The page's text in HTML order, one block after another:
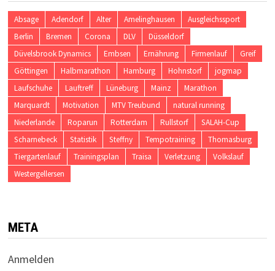
Absage Adendorf Alter Amelinghausen
Ausgleichssport
Berlin
Bremen Corona DLV
Düsseldorf
Düvelsbrook Dynamics
Embsen Ernährung Firmenlauf
Greif
Göttingen
Halbmarathon Hamburg Hohnstorf
jogmap
Laufschuhe
Lauftreff Lüneburg Mainz
Marathon
Marquardt
Motivation MTV Treubund
natural running
Niederlande
Roparun Rotterdam Rullstorf
SALAH-Cup
Scharnebeck
Statistik Steffny Tempotraining
Thomasburg
Tiergartenlauf
Trainingsplan Traisa Verletzung
Volkslauf
Westergellersen
META
Anmelden